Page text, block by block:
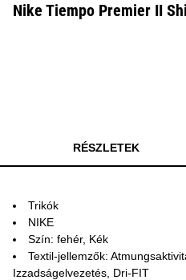
Nike Tiempo Premier II
RÉSZLETEK
Trikók
NIKE
Szín: fehér, Kék
Textil-jellemzők:
Izzadságelvezetés, Dri-FIT